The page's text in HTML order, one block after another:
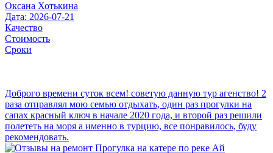
Оксана Хотькина
Дата: 2026-07-21
Качество
Стоимость
Сроки
Доброго времени суток всем! советую данную тур агенство! 2
раза отправлял мою семью отдыхать, один раз прогулки на
сапах красный ключ в начале 2020 года, и второй раз решили
полететь на моря а именно в турцию, все понравилось, буду
рекомендовать.